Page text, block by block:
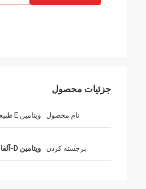
جزئیات محصول
نام محصول ویتامین E طبیعی
برجسته کردن ویتامین D-آلفا توکوفرول طبیعی,ویتامین E خالص D-Alpha Tocopherol